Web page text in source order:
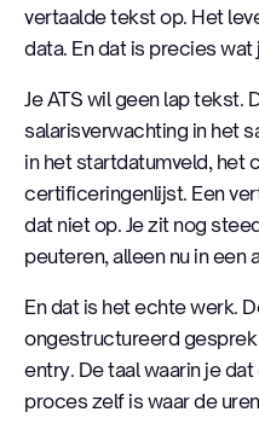
vertaalde tekst op. Het
data. En dat is precies wat
Je ATS wil geen lap tekst.
salarisverwachting in het
in het startdatumveld, het
certificeringenlijst. Een
dat niet op. Je zit nog
peuteren, alleen nu in een
En dat is het echte werk.
ongestructureerd
entry. De taal waarin je
proces zelf is waar de